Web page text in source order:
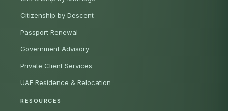
Citizenship by Descent
Passport Renewal
Government Advisory
Private Client Services
UAE Residence & Relocation
RESOURCES